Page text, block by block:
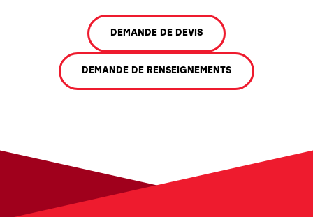
DEMANDE DE DEVIS
DEMANDE DE RENSEIGNEMENTS